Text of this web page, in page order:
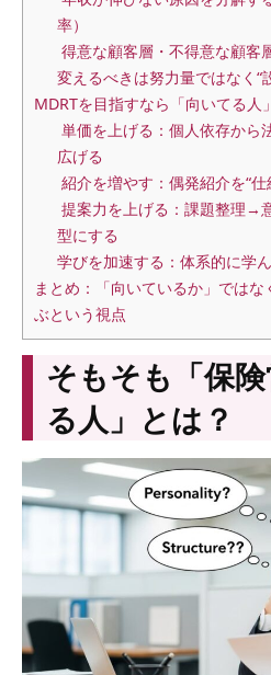
率）
得意な顧客層・不得意な顧客
変えるべきは努力量ではなく“
MDRTを目指すなら「向いてる人
単価を上げる：個人依存から
広げる
紹介を増やす：偶発紹介を“
提案力を上げる：課題整理→
型にする
学びを加速する：体系的に学
まとめ：「向いているか」では
ぶという視点
そもそも「保
る人」とは？